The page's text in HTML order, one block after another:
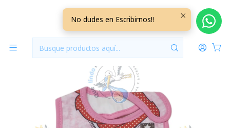
Baberos Baberos Impermeables
Babero Impermeable Vaquerita
No dudes en Escribirnos!!